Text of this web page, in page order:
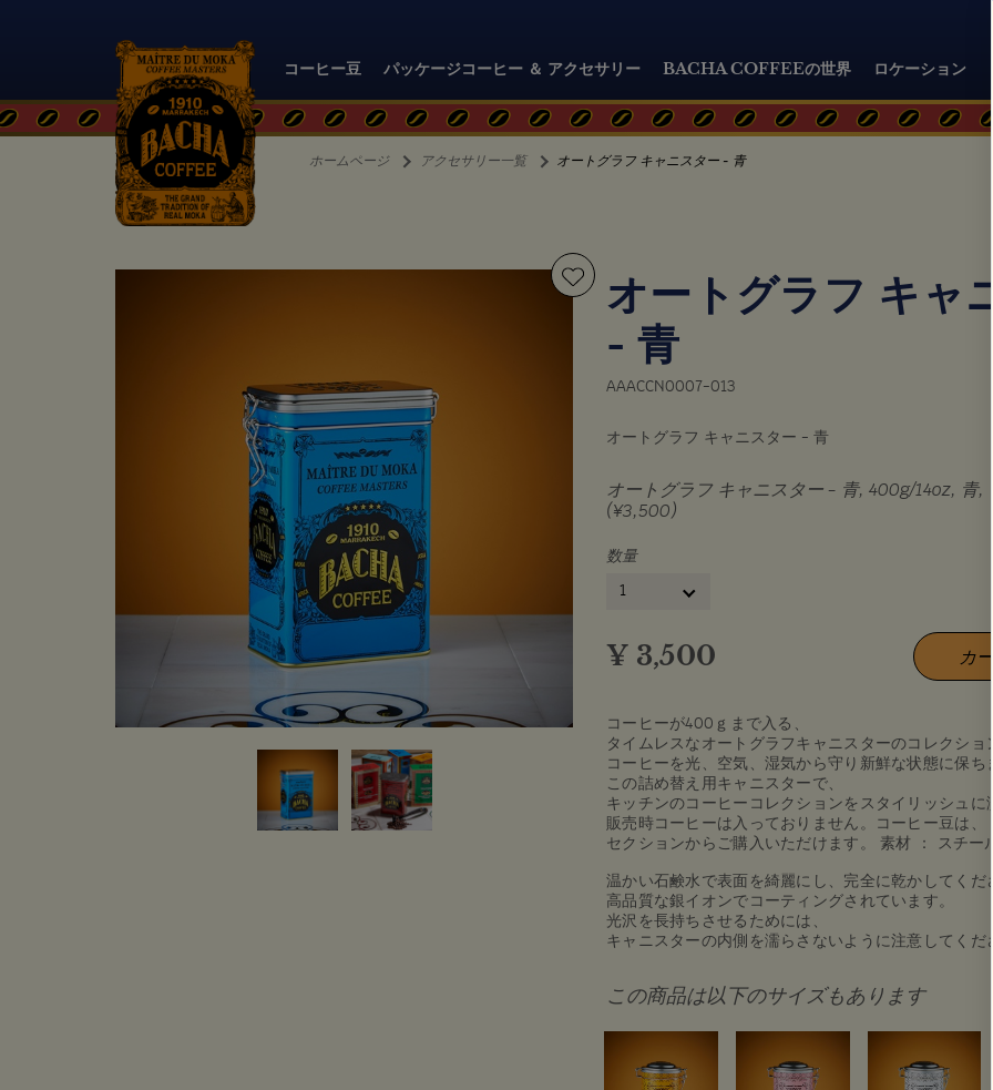
コーヒー豆 パッケージコーヒー ＆ アクセサリー BACHA COFFEEの世界 ロケーション
ホームページ アクセサリー一覧 オートグラフ キャニスター - 青
オートグラフ キャ
- 青
AAACCN0007-013
オートグラフ キャニスター - 青
オートグラフ キャニスター - 青, 400g/14oz, 青,
(¥3,500)
数量
1
¥ 3,500 カ
コーヒーが400ｇまで入る、
タイムレスなオートグラフキャニスターのコレクショ
コーヒーを光、空気、湿気から守り新鮮な状態に保ち
この詰め替え用キャニスターで、
キッチンのコーヒーコレクションをスタイリッシュに
販売時コーヒーは入っておりません。コーヒー豆は、
セクションからご購入いただけます。 素材 ： スチー
温かい石鹸水で表面を綺麗にし、完全に乾かしてくだ
高品質な銀イオンでコーティングされています。
光沢を長持ちさせるためには、
キャニスターの内側を濡らさないように注意してくだ
この商品は以下のサイズもあります